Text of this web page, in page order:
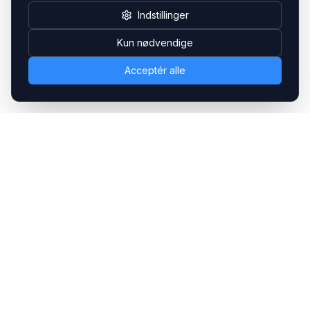
Indstillinger
Kun nødvendige
Acceptér alle